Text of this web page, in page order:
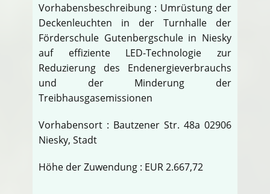
Vorhabensbeschreibung : Umrüstung der
Deckenleuchten in der Turnhalle der
Förderschule Gutenbergschule in Niesky
auf effiziente LED-Technologie zur
Reduzierung des Endenergieverbrauchs
und der Minderung der
Treibhausgasemissionen
Vorhabensort : Bautzener Str. 48a 02906
Niesky, Stadt
Höhe der Zuwendung : EUR 2.667,72